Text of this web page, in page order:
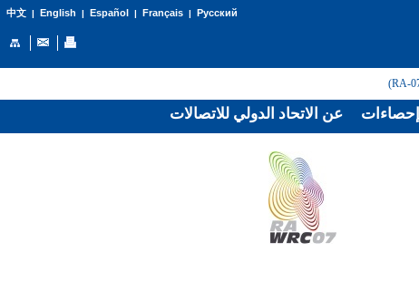
中文| English | Español | Français| Русский
عن الاتحاد الدولي للاتصالات إحصاءات